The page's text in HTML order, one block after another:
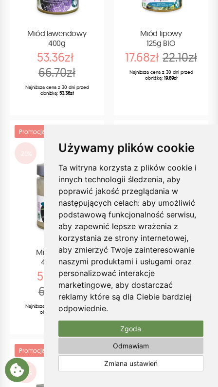
Używamy plików cookie
Ta witryna korzysta z plików cookie i
innych technologii śledzenia, aby
poprawić jakość przeglądania w
następujących celach: aby umożliwić
podstawową funkcjonalność serwisu,
aby zapewnić lepsze wrażenia z
korzystania ze strony internetowej,
aby zmierzyć Twoje zainteresowanie
naszymi produktami i usługami oraz
personalizować interakcje
marketingowe, aby dostarczać
reklamy które są dla Ciebie bardziej
odpowiednie.
Zgoda
Odmawiam
Zmiana ustawień
Miód lawendowy
400g
53.36zł
66.70zł
Najniższa cena z 30 dni przed
obniżką: 53.36zł
Miód lipowy
125g BIO
17.68zł 22.10zł
Najniższa cena z 30 dni przed
obniżką: 19.89zł
Promocja
-20%
Miód lipowy
400g BIO
53.36zł
66.70zł
Najniższa cena z 30 dni przed
obniżką: 60.03zł
-20%
Miód tymiankowy
125g
17.68zł
obniżką:19.89zł
Promocja
-20%
Promocja
-20%